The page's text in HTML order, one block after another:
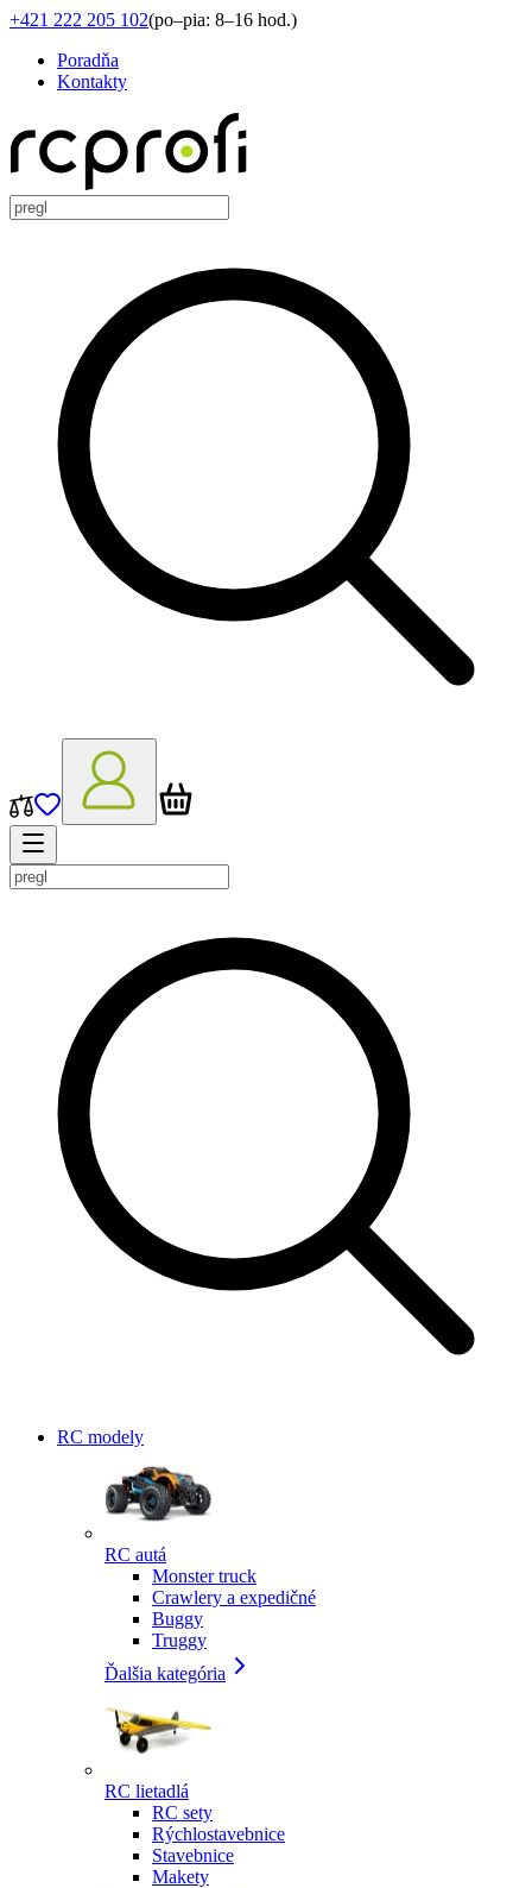
+421 222 205 102(po–pia: 8–16 hod.)
Poradňa
Kontakty
RC modely
RC autá
Monster truck
Crawlery a expedičné
Buggy
Truggy
Ďalšia kategória
RC lietadlá
RC sety
Rýchlostavebnice
Stavebnice
Makety